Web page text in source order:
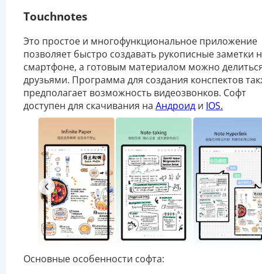
Touchnotes
Это простое и многофункциональное приложение
позволяет быстро создавать рукописные заметки
смартфоне, а готовым материалом можно
друзьями. Программа для создания конспектов
предполагает возможность видеозвонков. Софт
доступен для скачивания на Андроид и IOS.
Основные особенности софта: